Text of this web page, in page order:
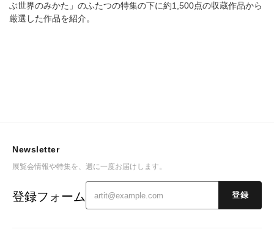
ぶ世界のみかた」のふたつの特集の下に約1,500点の収蔵作品から
厳選した作品を紹介。
Newsletter
展覧会情報や特集を、週に一度お届けします。
登録フォーム 登録